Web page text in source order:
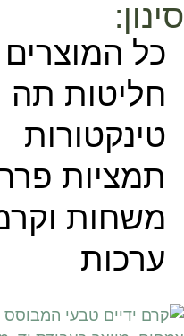
סינון:
כל המוצרים
חליטות תה
טינקטורות
תמציות
משחות
ערכות